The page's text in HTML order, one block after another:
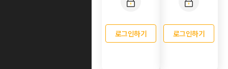
로그인하기 로그인하기